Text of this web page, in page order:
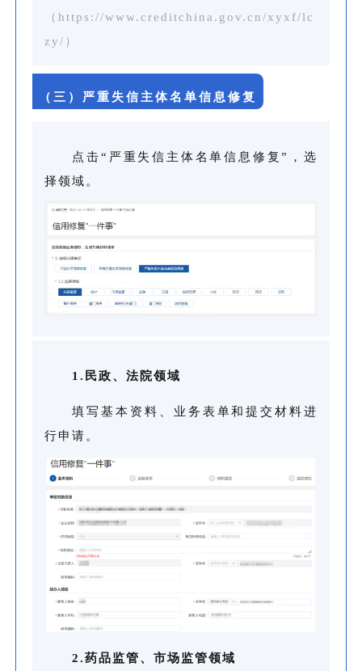
（https://www.creditchina.gov.cn/xyxf/lc
zy/）
（三）严重失信主体名单信息修复
点击“严重失信主体名单信息修复”，选
择领域。
1.民政、法院领域
填写基本资料、业务表单和提交材料进
行申请。
2.药品监管、市场监管领域